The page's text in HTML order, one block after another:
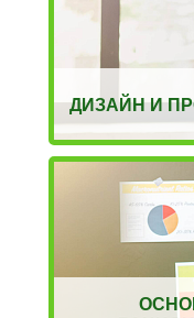
ДИЗАЙН И